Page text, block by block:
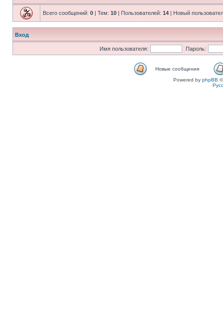
Всего сообщений: 0 | Тем: 10 | Пользователей: 14 | Новый
Вход
Имя пользователя: Пароль:
Новые сообщения
Powered by phpBB